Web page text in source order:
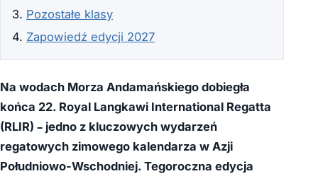
Pozostałe klasy
Zapowiedź edycji 2027
Na wodach Morza Andamańskiego dobiegła
końca 22. Royal Langkawi International Regatta
(RLIR) – jedno z kluczowych wydarzeń
regatowych zimowego kalendarza w Azji
Południowo-Wschodniej. Tegoroczna edycja